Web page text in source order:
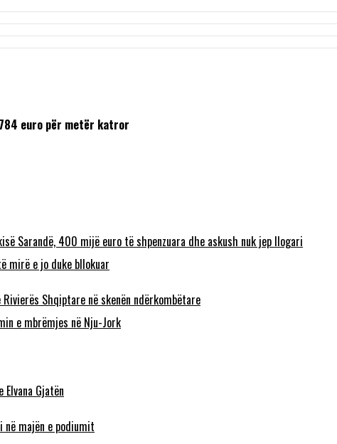
euro për metër katror
Sarandë, 400 mijë euro të shpenzuara dhe askush nuk jep llogari
mirë e jo duke bllokuar
Shqiptare në skenën ndërkombëtare
e mbrëmjes në Nju-Jork
Gjatën
majën e podiumit